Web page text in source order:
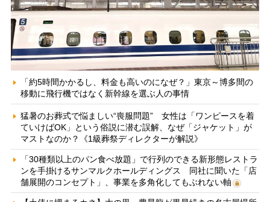
「約5時間かかるし、料金も高いのになぜ？」東京～博多間の
移動に飛行機ではなく新幹線を選ぶ人の事情
猛暑のお葬式で悩ましい“喪服問題” 女性は「ワンピースを着
ていけばOK」という俗説に潜む誤解、なぜ「ジャケット」が
マストなのか？《1級葬祭ディレクターが解説》
「30種類以上のパン食べ放題」で行列のできる新形態レストラ
ンを手掛けるサンマルクホールディングス 同社に聞いた「店
舗展開のコンセプト」、事業を多角化してもぶれない軸